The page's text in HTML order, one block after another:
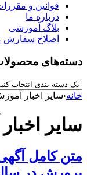
قوانین و
درباره ما
بلاگ آموزشی
اصلاح
دسته‌های
خانه›سایر اخبار
سایر
متن کامل